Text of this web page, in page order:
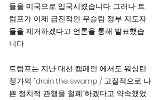
들을 미국으로 입국시켰습니다. 그러나 트
럼프가 이제 급진적인 무슬림 정부 지도자
들을 제거하겠다고 언론을 통해 발표했습
니다.
트럼프는 지난 대선 캠페인 에서도 워싱턴
정가의 “drain the swamp / 고질적으로 나
쁜 정치적 관행을 철폐”하겠다고 약속했었